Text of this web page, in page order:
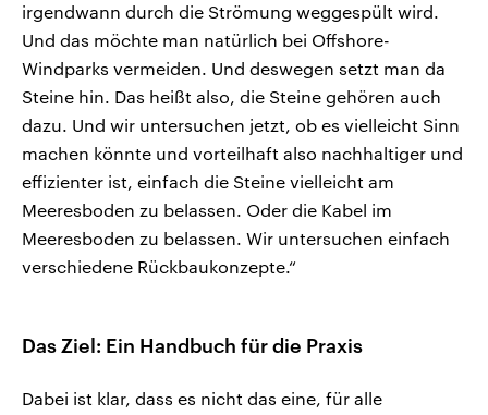
irgendwann durch die Strömung weggespült wird.
Und das möchte man natürlich bei Offshore-
Windparks vermeiden. Und deswegen setzt man da
Steine hin. Das heißt also, die Steine gehören auch
dazu. Und wir untersuchen jetzt, ob es vielleicht Sinn
machen könnte und vorteilhaft also nachhaltiger und
effizienter ist, einfach die Steine vielleicht am
Meeresboden zu belassen. Oder die Kabel im
Meeresboden zu belassen. Wir untersuchen einfach
verschiedene Rückbaukonzepte.“
Das Ziel: Ein Handbuch für die Praxis
Dabei ist klar, dass es nicht das eine, für alle